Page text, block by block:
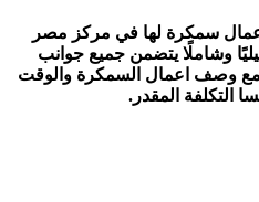
سمكرة لها في مركز مصر
وشاملًا يتضمن جميع جوانب
مع وصف اعمال السمكرة والوقت
التكلفة المقدر.